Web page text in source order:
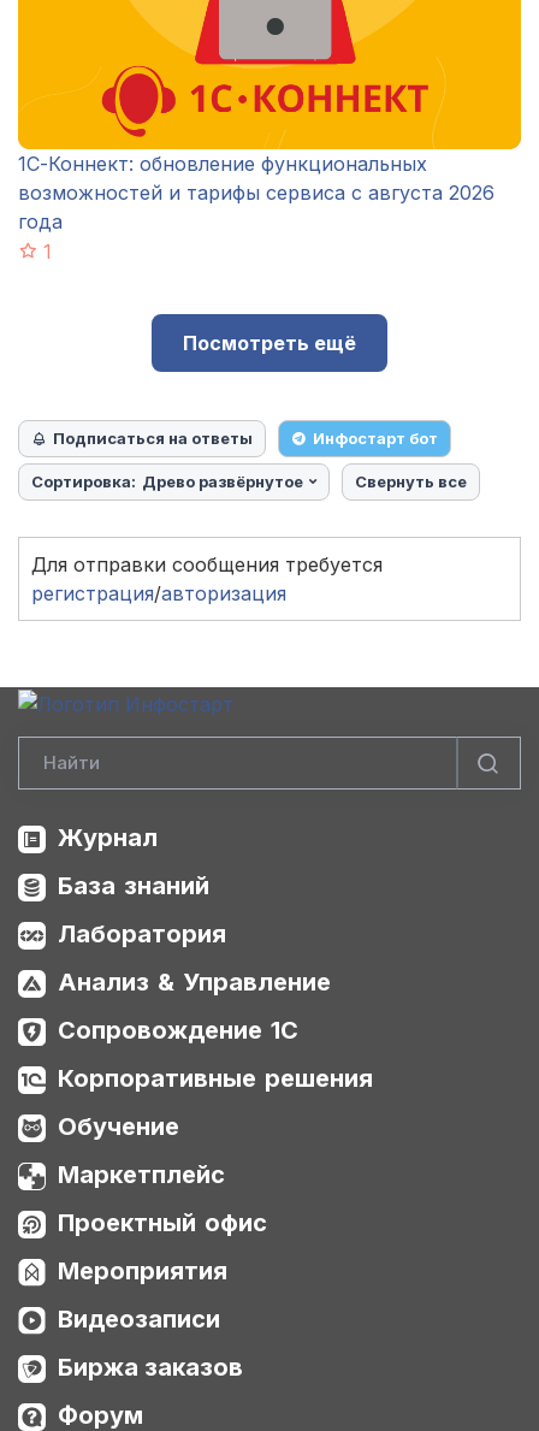
1С-Коннект: обновление функциональных
возможностей и тарифы сервиса с августа 2026
года
1
Посмотреть ещё
Подписаться на ответы Инфостарт бот
Сортировка: Древо развёрнутое Свернуть все
Для отправки сообщения требуется
регистрация/авторизация
Журнал
База знаний
Лаборатория
Анализ & Управление
Сопровождение 1С
Корпоративные решения
Обучение
Маркетплейс
Проектный офис
Мероприятия
Видеозаписи
Биржа заказов
Форум